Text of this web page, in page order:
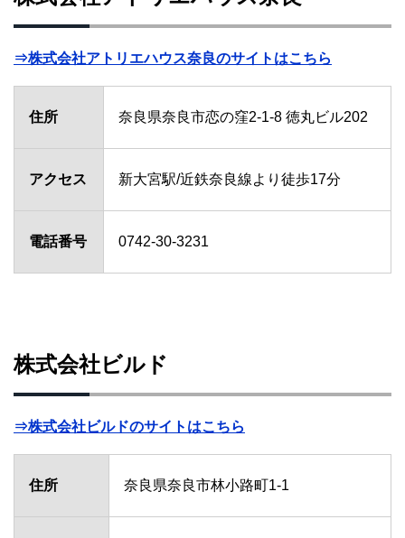
⇒株式会社アトリエハウス奈良のサイトはこちら
住所 奈良県奈良市恋の窪2-1-8 徳丸ビル202
アクセス 新大宮駅/近鉄奈良線より徒歩17分
電話番号 0742-30-3231
株式会社ビルド
⇒株式会社ビルドのサイトはこちら
住所 奈良県奈良市林小路町1-1